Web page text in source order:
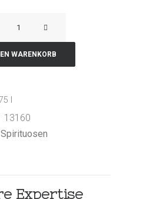
Red
Vermouth
WARENKORB
13160
Spirituosen
Expertise